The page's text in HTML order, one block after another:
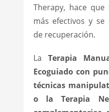
Therapy, hace
más efectivos y se
de recuperación.
LaTerapia
Ecoguiado con
técnicas
o la Terapia